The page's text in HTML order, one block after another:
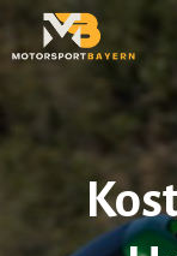
Inhalt